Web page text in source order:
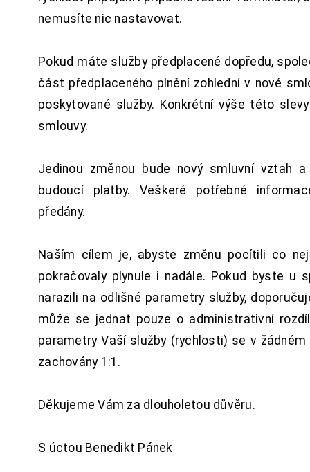
nemusíte nic nastavovat.
Pokud máte služby předplacené dopředu,
část předplaceného plnění zohlední v nové
poskytované služby. Konkrétní výše této
smlouvy.
Jedinou změnou bude nový smluvní vztah
budoucí platby. Veškeré potřebné
předány.
Naším cílem je, abyste změnu pocítili co
pokračovaly plynule i nadále. Pokud byste u
narazili na odlišné parametry služby,
může se jednat pouze o administrativní
parametry Vaší služby (rychlosti) se v
zachovány 1:1.
Děkujeme Vám za dlouholetou důvěru.
S úctou Benedikt Pánek